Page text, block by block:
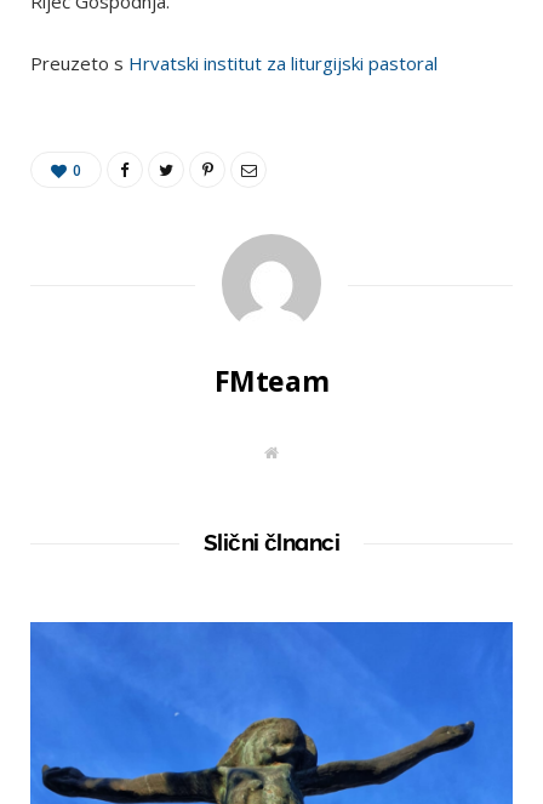
Preuzeto s Hrvatski institut za liturgijski pastoral
0
FMteam
W
t
Slični člnanci